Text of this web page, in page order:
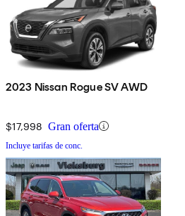
2023 Nissan Rogue SV AWD
$17,998 Gran oferta
Incluye tarifas de conc.